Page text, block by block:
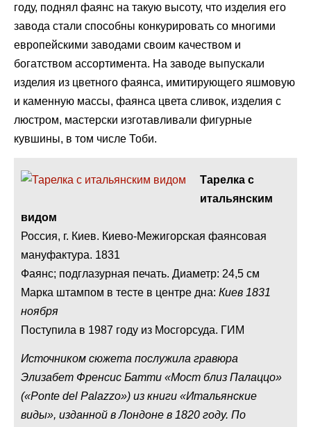
году, поднял фаянс на такую высоту, что изделия его
завода стали способны конкурировать со многими
европейскими заводами своим качеством и
богатством ассортимента. На заводе выпускали
изделия из цветного фаянса, имитирующего яшмовую
и каменную массы, фаянса цвета сливок, изделия с
люстром, мастерски изготавливали фигурные
кувшины, в том числе Тоби.
Тарелка с
итальянским
видом
Россия, г. Киев. Киево-Межигорская фаянсовая
мануфактура. 1831
Фаянс; подглазурная печать. Диаметр: 24,5 см
Марка штампом в тесте в центре дна: Киев 1831
ноября
Поступила в 1987 году из Мосгорсуда. ГИМ
Источником сюжета послужила гравюра
Элизабет Френсис Батти «Мост близ Палаццо»
(«Ponte del Palazzo») из книги «Итальянские
виды», изданной в Лондоне в 1820 году. По